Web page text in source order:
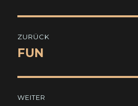
ZURÜCK
Vorheriger
FUN
WEITER